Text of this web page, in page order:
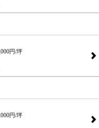
円/坪
円/坪